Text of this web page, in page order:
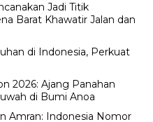
Jadi Titik
Barat Khawatir Jalan dan
di Indonesia, Perkuat
2026: Ajang Panahan
di Bumi Anoa
Amran: Indonesia Nomor